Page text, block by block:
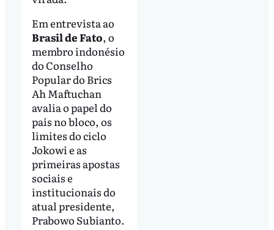
Em entrevista ao
Brasil de Fato, o
membro indonésio
do Conselho
Popular do Brics
Ah Maftuchan
avalia o papel do
país no bloco, os
limites do ciclo
Jokowi e as
primeiras apostas
sociais e
institucionais do
atual presidente,
Prabowo Subianto.